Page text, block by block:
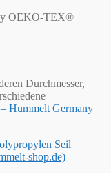
OEKO-TEX®
Durchmesser,
Hummelt Germany
Seil
shop.de)